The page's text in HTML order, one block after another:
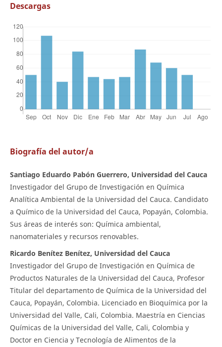
Descargas
Biografía del autor/a
Santiago Eduardo Pabón Guerrero, Universidad del Cauca
Investigador del Grupo de Investigación en Química
Analítica Ambiental de la Universidad del Cauca. Candidato
a Químico de la Universidad del Cauca, Popayán, Colombia.
Sus áreas de interés son: Química ambiental,
nanomateriales y recursos renovables.
Ricardo Benítez Benítez, Universidad del Cauca
Investigador del Grupo de Investigación en Química de
Productos Naturales de la Universidad del Cauca, Profesor
Titular del departamento de Química de la Universidad del
Cauca, Popayán, Colombia. Licenciado en Bioquímica por la
Universidad del Valle, Cali, Colombia. Maestría en Ciencias
Químicas de la Universidad del Valle, Cali, Colombia y
Doctor en Ciencia y Tecnología de Alimentos de la